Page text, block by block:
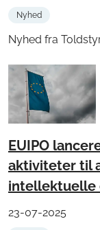
Nyhed
Nyhed fra
EUIPO
aktiviteter til
intellektuelle
23-07-2025